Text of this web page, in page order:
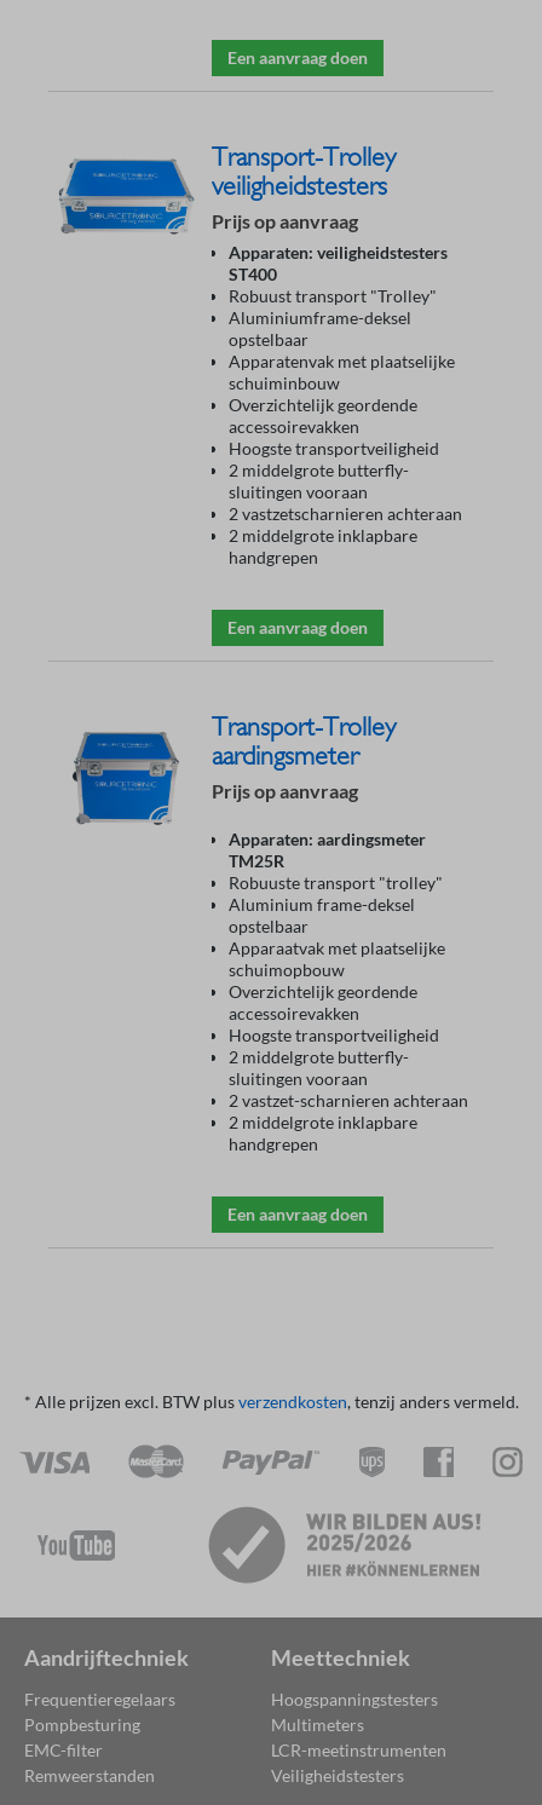
Een aanvraag doen
Transport-Trolley
veiligheidstesters
Prijs op aanvraag
Apparaten: veiligheidstesters
ST400
Robuust transport "Trolley"
Aluminiumframe-deksel
opstelbaar
Apparatenvak met plaatselijke
schuiminbouw
Overzichtelijk geordende
accessoirevakken
Hoogste transportveiligheid
2 middelgrote butterfly-
sluitingen vooraan
2 vastzetscharnieren achteraan
2 middelgrote inklapbare
handgrepen
Een aanvraag doen
Transport-Trolley
aardingsmeter
Prijs op aanvraag
Apparaten: aardingsmeter
TM25R
Robuuste transport "trolley"
Aluminium frame-deksel
opstelbaar
Apparaatvak met plaatselijke
schuimopbouw
Overzichtelijk geordende
accessoirevakken
Hoogste transportveiligheid
2 middelgrote butterfly-
sluitingen vooraan
2 vastzet-scharnieren achteraan
2 middelgrote inklapbare
handgrepen
Een aanvraag doen
* Alle prijzen excl. BTW plusverzendkosten, tenzij anders vermeld.
Aandrijftechniek
Frequentieregelaars
Pompbesturing
EMC-filter
Remweerstanden
Meettechniek
Hoogspanningstesters
Multimeters
LCR-meetinstrumenten
Veiligheidstesters